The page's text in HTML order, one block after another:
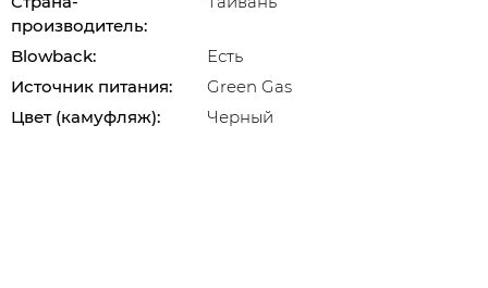
производитель:
Blowback:
Есть
Источник питания:
Green Gas
Цвет (камуфляж):
Черный